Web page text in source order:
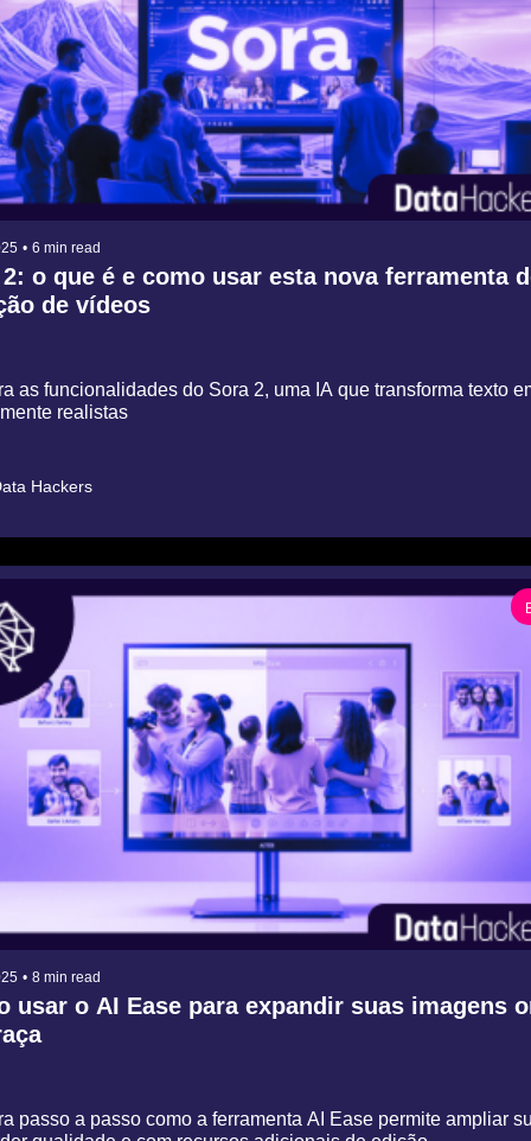
• 6 min read
o que é e como usar esta nova ferramenta
de vídeos
as funcionalidades do Sora 2, uma IA que transforma texto
realistas
Hackers
• 8 min read
usar o AI Ease para expandir suas imagens
passo a passo como a ferramenta AI Ease permite ampliar